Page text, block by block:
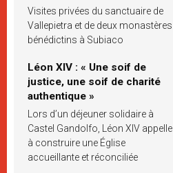
Visites privées du sanctuaire de
Vallepietra et de deux monastères
bénédictins à Subiaco
Léon XIV : « Une soif de
justice, une soif de charité
authentique »
Lors d’un déjeuner solidaire à
Castel Gandolfo, Léon XIV appelle
à construire une Église
accueillante et réconciliée